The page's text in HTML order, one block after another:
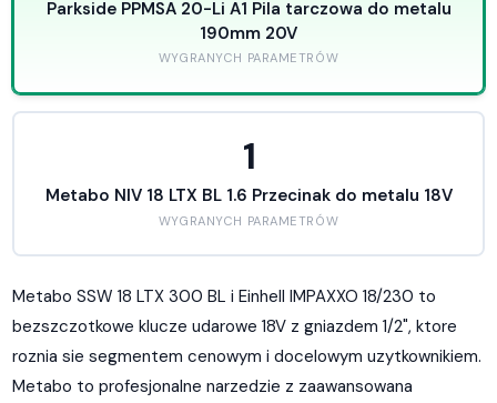
Parkside PPMSA 20-Li A1 Pila tarczowa do metalu
190mm 20V
WYGRANYCH PARAMETRÓW
1
Metabo NIV 18 LTX BL 1.6 Przecinak do metalu 18V
WYGRANYCH PARAMETRÓW
Metabo SSW 18 LTX 300 BL i Einhell IMPAXXO 18/230 to
bezszczotkowe klucze udarowe 18V z gniazdem 1/2", ktore
roznia sie segmentem cenowym i docelowym uzytkownikiem.
Metabo to profesjonalne narzedzie z zaawansowana